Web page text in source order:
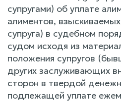
супругами) об уплате
алиментов,
супруга) в судебном
судом исходя из
положения супругов
других заслуживающих
сторон в твердой
подлежащей уплате